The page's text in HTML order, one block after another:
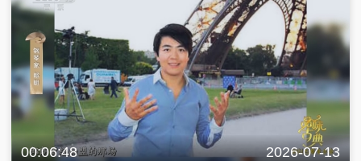
00:06:48 2026-07-13